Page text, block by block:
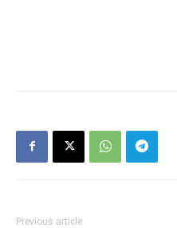
Previous article